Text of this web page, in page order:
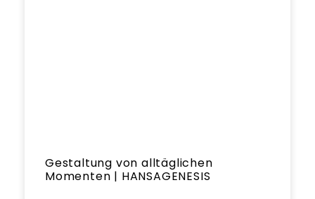
Gestaltung von alltäglichen
Momenten | HANSAGENESIS